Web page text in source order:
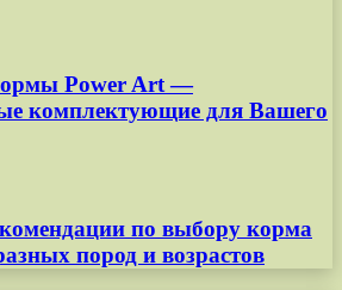
Power Art —
комплектующие для Вашего
по выбору корма
пород и возрастов